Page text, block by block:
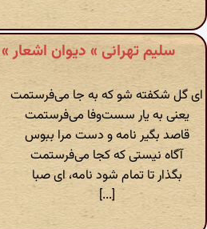
سلیم تهرانی » دیوان اشعار »
ای گل شکفته شو که به جا می‌فرستمت
یعنی به یار سست‌وفا می‌فرستمت
قاصد بگیر نامه و دست مرا ببوس
آگاه نیستی که کجا می‌فرستمت
بگذار تا تمام شود نامه، ای صبا
[...]